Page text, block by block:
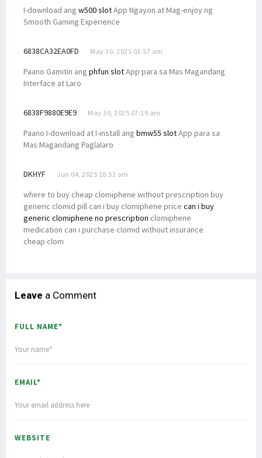
I-download ang w500 slotApp Ngayon at Mag-enjoy ng
Smooth Gaming Experience
6838CA32EA0FD May 30, 2025 03:57 am
Paano Gamitin ang phfun slotApp para sa Mas Magandang
Interface at Laro
6838F9880E9E9 May 30, 2025 07:19 am
Paano I-download at I-install ang bmw55 slotApp para sa
Mas Magandang Paglalaro
DKHYF Jun 04, 2025 10:52 am
where to buy cheap clomiphene without prescription buy
generic clomid pill can i buy clomiphene price can i buy
generic clomiphene no prescription clomiphene
medication can i purchase clomid without insurance
cheap clom
Leave a Comment
FULL NAME*
EMAIL*
WEBSITE